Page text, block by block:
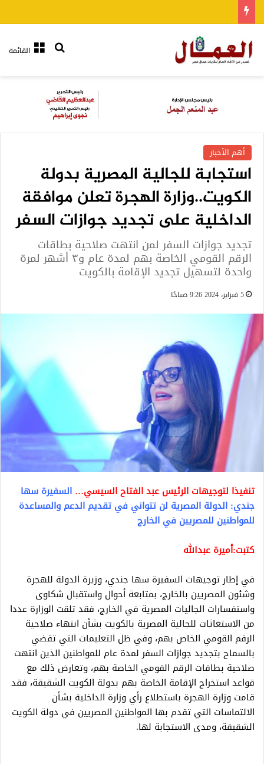
القائمةبحث عن
أهم الأخبار
استجابة للجالية المصرية بدولة
الكويت..وزارة الهجرة تعلن موافقة
الداخلية على تجديد جوازات السفر
تجديد جوازات السفر لمن انتهت صلاحية بطاقات
الرقم القومي الخاصة بهم لمدة عام و٣ أشهر لمرة
واحدة لتسهيل تجديد الإقامة بالكويت
5 فبراير، 2024 9:26 صباحًا
تنفيذا لتوجيهات الرئيس عبد الفتاح السيسي… السفيرة سها
جندي: الدولة المصرية لن تتواني في تقديم الدعم والمساعدة
للمواطنين للمصريين في الخارج
كتبت:أميرة عبدالله
في إطار توجيهات السفيرة سها جندي، وزيرة الدولة للهجرة
وشئون المصريين بالخارج، بمتابعة أحوال واستقبال شكاوى
واستفسارات الجاليات المصرية في الخارج، فقد تلقت الوزارة عددا
من الاستغاثات للجالية المصرية بالكويت بشأن انتهاء صلاحية
الرقم القومي الخاص بهم، وفي ظل التعليمات التي تقضي
بالسماح بتجديد جوازات السفر لمدة عام للمواطنين الذين انتهت
صلاحية بطاقات الرقم القومي الخاصة بهم، وتعارض ذلك مع
قواعد استخراج الإقامة الخاصة بهم بدولة الكويت الشقيقة، فقد
قامت وزارة الهجرة باستطلاع رأي وزارة الداخلية بشأن
الالتماسات التي تقدم بها المواطنين المصريين في دولة الكويت
الشقيقة، ومدى الاستجابة لها.